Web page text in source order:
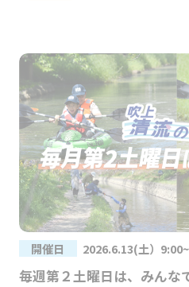
開催日 2026.6.13(土）
毎週第２土曜日は、みんな